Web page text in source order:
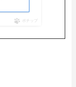
ポチップ